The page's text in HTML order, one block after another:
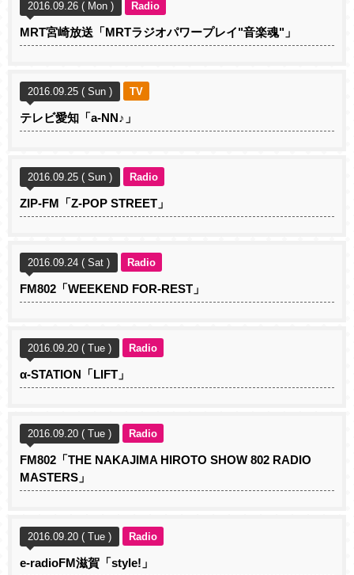
2016.09.26 ( Mon ) Radio
MRT宮崎放送「MRTラジオパワープレイ"音楽魂"」
2016.09.25 ( Sun ) TV
テレビ愛知「a-NN♪」
2016.09.25 ( Sun ) Radio
ZIP-FM「Z-POP STREET」
2016.09.24 ( Sat ) Radio
FM802「WEEKEND FOR-REST」
2016.09.20 ( Tue ) Radio
α-STATION「LIFT」
2016.09.20 ( Tue ) Radio
FM802「THE NAKAJIMA HIROTO SHOW 802 RADIO
MASTERS」
2016.09.20 ( Tue ) Radio
e-radioFM滋賀「style!」